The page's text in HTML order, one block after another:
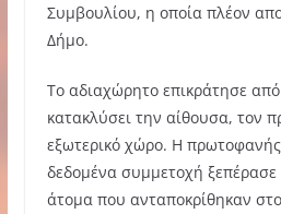
Συμβουλίου, η οποία πλέον
Δήμο.
Το αδιαχώρητο επικράτησε
κατακλύσει την αίθουσα, τον
εξωτερικό χώρο. Η πρωτοφανής
δεδομένα συμμετοχή ξεπέρασε
άτομα που ανταποκρίθηκαν